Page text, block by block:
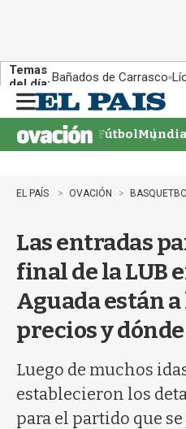
Temas
del día:Bañados de Carrasco
n
u
Fútbol
EL PAÍS OVACIÓN
Las entradas
final de la LUB
Aguada están
precios y
Luego de muchos
establecieron los
para el partido que